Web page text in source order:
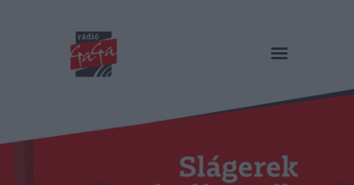
RÁDIÓ GAGA
Műsorok